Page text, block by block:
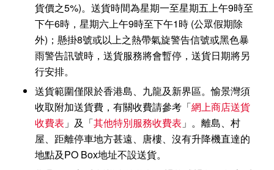
貨價之5%)。送貨時間為星期一至星期五上午9時至
下午6時，星期六上午9時至下午1時 (公眾假期除
外)；懸掛8號或以上之熱帶氣旋警告信號或黑色暴
雨警告訊號時，送貨服務將會暫停，送貨日期將另
行安排。
送貨範圍僅限於香港島、九龍及新界區。愉景灣須
收取附加送貨費，有關收費請參考「網上商店送貨
收費表 」及「其他特別服務收費表 」。離島、村
屋、距離停車地方甚遠、唐樓、沒有升降機直達的
地點及PO Box地址不設送貨。